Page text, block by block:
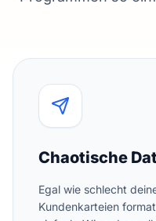
Chaotische
Egal wie schlecht
Kundenkarteien